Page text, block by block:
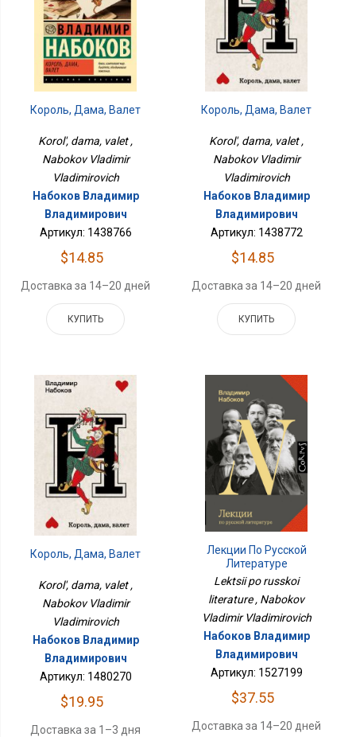
Король, Дама, Валет
Korol', dama, valet ,
Nabokov Vladimir
Vladimirovich
Набоков Владимир
Владимирович
Артикул: 1438766
$14.85
Доставка за 14–20 дней
КУПИТЬ
Король, Дама, Валет
Korol', dama, valet ,
Nabokov Vladimir
Vladimirovich
Набоков Владимир
Владимирович
Артикул: 1438772
$14.85
Доставка за 14–20 дней
КУПИТЬ
Король, Дама, Валет
Korol', dama, valet ,
Nabokov Vladimir
Vladimirovich
Набоков Владимир
Владимирович
Артикул: 1480270
$19.95
Доставка за 1–3 дня
Лекции По Русской
Литературе
Lektsii po russkoi
literature , Nabokov
Vladimir Vladimirovich
Набоков Владимир
Владимирович
Артикул: 1527199
$37.55
Доставка за 14–20 дней